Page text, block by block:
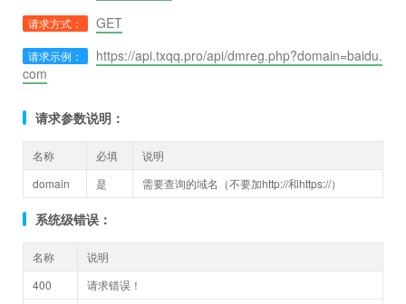
请求方式： GET
请求示例：
https://api.txqq.pro/api/dmreg.php?domain=baidu.
com
请求参数说明：
名称 必填
说明
domain
是 需要查询的域名（不要加http://和https://）
系统级错误：
名称
说明
400
请求错误！